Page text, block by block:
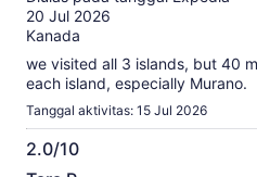
10
20 Jul 2026
Kanada
we visited all 3 islands, but 40
each island, especially Murano.
Tanggal aktivitas: 15 Jul 2026
2.0/10
2.0